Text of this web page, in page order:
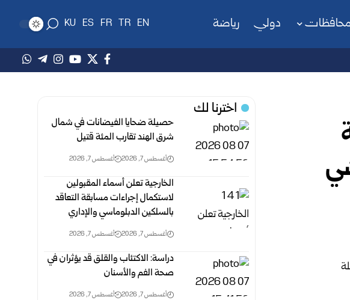
دولي رياضة EN
TR
FR
ES
KU
اخترنا لك
حصيلة ضحايا الفيضانات في شمال
شرق الهند تقارب المئة قتيل
أغسطس 7, 2026 أغسطس 7, 2026
الخارجية تعلن أسماء المقبولين
لاستكمال إجراءات مسابقة التعاقد
بالسلكين ‏الدبلوماسي والإداري
أغسطس 7, 2026 أغسطس 7, 2026
دراسة: الاكتئاب والقلق قد يؤثران في
صحة الفم والأسنان
أغسطس 7, 2026 أغسطس 7, 2026